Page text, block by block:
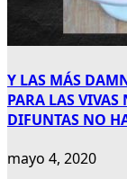
Y LAS MÁS
PARA LAS VIVAS
DIFUNTAS NO
mayo 4, 2020